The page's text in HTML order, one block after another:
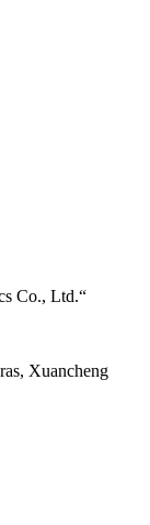
Co., Ltd.“
Xuancheng